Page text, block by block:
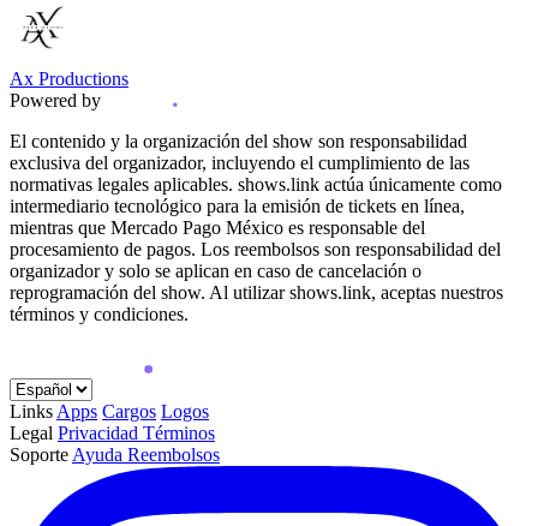
Ax Productions
Powered by
El contenido y la organización del show son responsabilidad
exclusiva del organizador, incluyendo el cumplimiento de las
normativas legales aplicables. shows.link actúa únicamente como
intermediario tecnológico para la emisión de tickets en línea,
mientras que Mercado Pago México es responsable del
procesamiento de pagos. Los reembolsos son responsabilidad del
organizador y solo se aplican en caso de cancelación o
reprogramación del show. Al utilizar shows.link, aceptas nuestros
términos y condiciones.
Links Apps Cargos Logos
Legal Privacidad Términos
Soporte Ayuda Reembolsos